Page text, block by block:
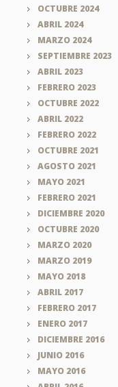
OCTUBRE 2024
ABRIL 2024
MARZO 2024
SEPTIEMBRE 2023
ABRIL 2023
FEBRERO 2023
OCTUBRE 2022
ABRIL 2022
FEBRERO 2022
OCTUBRE 2021
AGOSTO 2021
MAYO 2021
FEBRERO 2021
DICIEMBRE 2020
OCTUBRE 2020
MARZO 2020
MARZO 2019
MAYO 2018
ABRIL 2017
FEBRERO 2017
ENERO 2017
DICIEMBRE 2016
JUNIO 2016
MAYO 2016